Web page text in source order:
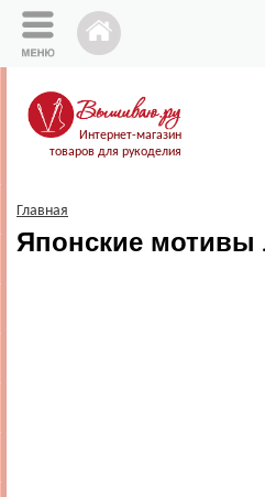
Интернет-магазин
товаров для рукоделия
Главная
Японские мотивы